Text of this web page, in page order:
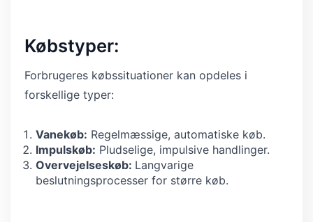
Købstyper:
Forbrugeres købssituationer kan opdeles i
forskellige typer:
Vanekøb: Regelmæssige, automatiske køb.
Impulskøb: Pludselige, impulsive handlinger.
Overvejelseskøb: Langvarige
beslutningsprocesser for større køb.